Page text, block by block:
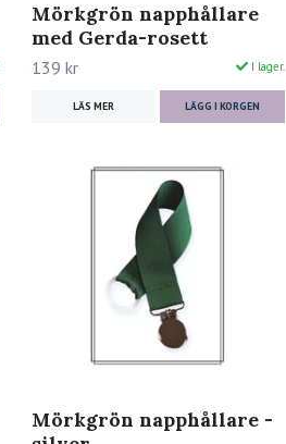
Mörkgrön napphållare
med Gerda-rosett
139 kr I lager.
LÄS MER LÄGG I KORGEN
Mörkgrön napphållare -